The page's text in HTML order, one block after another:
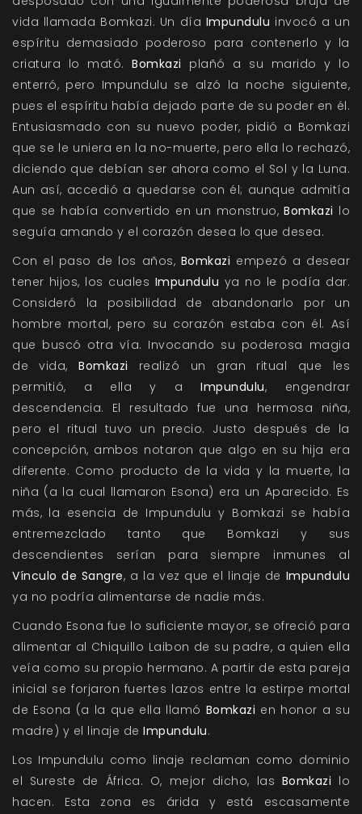
vida llamada Bomkazi. Un día Impundulu invocó a un
espíritu demasiado poderoso para contenerlo y la
criatura lo mató. Bomkazi plañó a su marido y lo
enterró, pero Impundulu se alzó la noche siguiente,
pues el espíritu había dejado parte de su poder en él.
Entusiasmado con su nuevo poder, pidió a Bomkazi
que se le uniera en la no-muerte, pero ella lo rechazó,
diciendo que debían ser ahora como el Sol y la Luna.
Aun así, accedió a quedarse con él; aunque admitía
que se había convertido en un monstruo,Bomkazi lo
seguía amando y el corazón desea lo que desea.
Con el paso de los años, Bomkazi empezó a desear
tener hijos, los cuales Impundulu ya no le podía dar.
Consideró la posibilidad de abandonarlo por un
hombre mortal, pero su corazón estaba con él. Así
que buscó otra vía. Invocando su poderosa magia
de vida,Bomkazi realizó un gran ritual que les
permitió, a ella y aImpundulu, engendrar
descendencia. El resultado fue una hermosa niña,
pero el ritual tuvo un precio. Justo después de la
concepción, ambos notaron que algo en su hija era
diferente. Como producto de la vida y la muerte, la
niña (a la cual llamaron Esona) era un Aparecido. Es
más, la esencia de Impundulu y Bomkazi se había
entremezclado tanto que Bomkazi y sus
descendientes serían para siempre inmunes al
Vínculo de Sangre, a la vez que el linaje de Impundulu
ya no podría alimentarse de nadie más.
Cuando Esona fue lo suficiente mayor, se ofreció para
alimentar al Chiquillo Laibon de su padre, a quien ella
veía como su propio hermano. A partir de esta pareja
inicial se forjaron fuertes lazos entre la estirpe mortal
de Esona (a la que ella llamó Bomkazi en honor a su
madre) y el linaje de Impundulu.
Los Impundulu como linaje reclaman como dominio
el Sureste de África. O, mejor dicho, las Bomkazi lo
hacen. Esta zona es árida y está escasamente